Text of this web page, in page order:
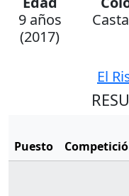
9 años
(2017)
El
Puesto